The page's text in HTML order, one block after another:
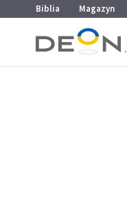
Przejdź do menu głównego
Przejdź do treści
Biblia Magazyn